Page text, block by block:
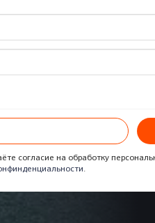
согласие на обработку
.